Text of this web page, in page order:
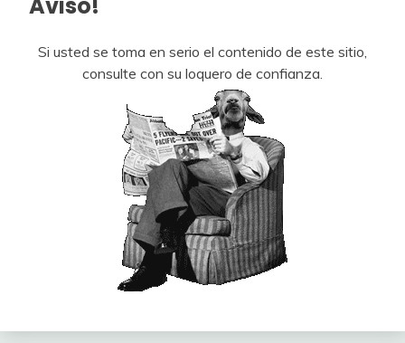
Si usted se toma en serio el contenido de este sitio,
consulte con su loquero de confianza.